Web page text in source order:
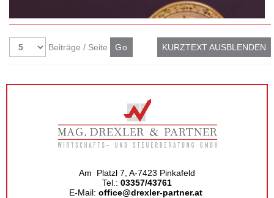
Beiträge / Seite KURZTEXT AUSBLENDEN
Am Platzl 7, A-7423 Pinkafeld
Tel.: 03357/43761
E-Mail: office@drexler-partner.at